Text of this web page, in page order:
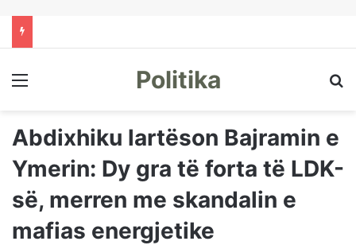
Menu Politika
Abdixhiku lartëson Bajramin e
Ymerin: Dy gra të forta të LDK-
së, merren me skandalin e
mafias energjetike